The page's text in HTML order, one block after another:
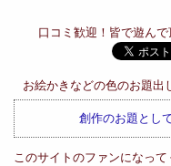
口コミ歓迎！皆で遊ん
お絵かきなどの色のお題出
創作のお題とし
このサイトのファンになって